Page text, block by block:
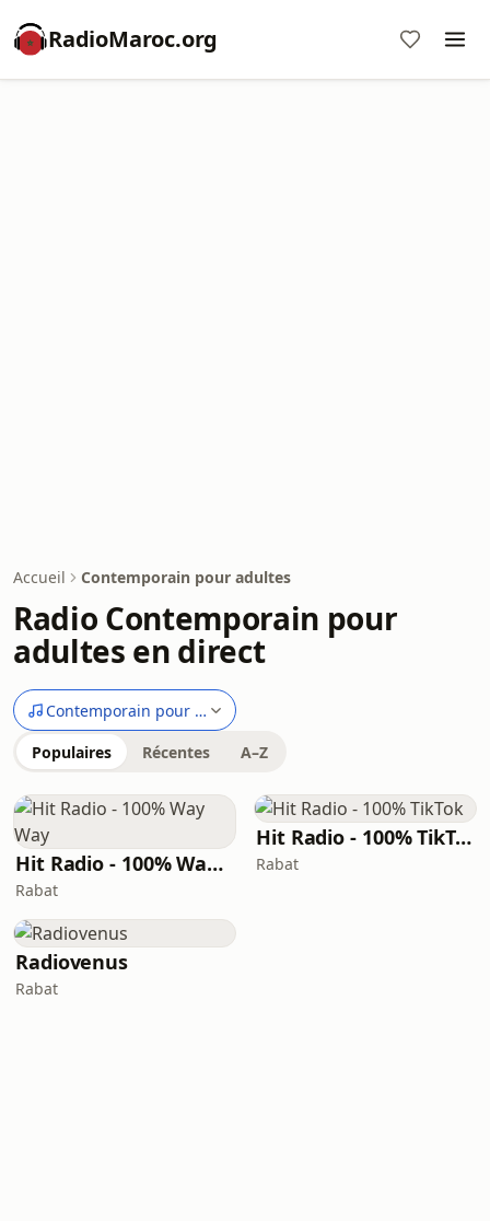
RadioMaroc.org
Accueil Contemporain pour adultes
Radio Contemporain pour
adultes en direct
Contemporain pour adultes
Populaires Récentes A–Z
Hit Radio - 100% Way Way
Rabat
Hit Radio - 100% TikTok
Rabat
Radiovenus
Rabat